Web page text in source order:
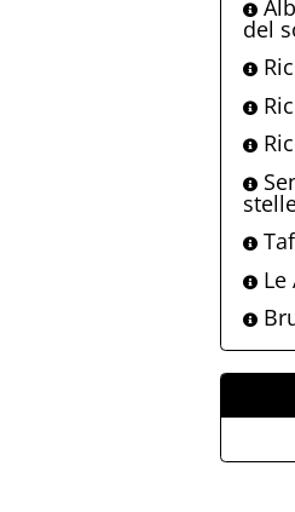
del
Le